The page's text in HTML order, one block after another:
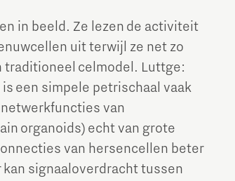
in beeld. Ze lezen de activiteit
uit terwijl ze net zo
traditioneel celmodel. Luttge:
een simpele petrischaal vaak
van
organoids) echt van grote
van hersencellen beter
kan signaaloverdracht tussen